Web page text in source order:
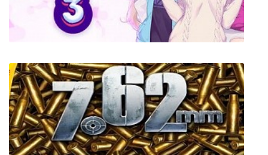
Soul Valley
Mosaique Neko Waifus 3 + 2 DLC